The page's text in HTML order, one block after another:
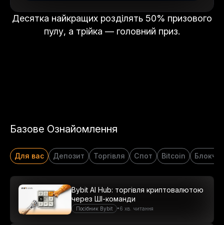
Десятка найкращих розділять 50% призового
пулу, а трійка — головний приз.
Базове Ознайомлення
Для вас Депозит Торгівля Спот Bitcoin
Посібник Bybit •6 хв. читання
Bybit AI Hub: торгівля криптовалютою
через ШІ-команди